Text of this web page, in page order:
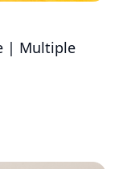
| Multiple